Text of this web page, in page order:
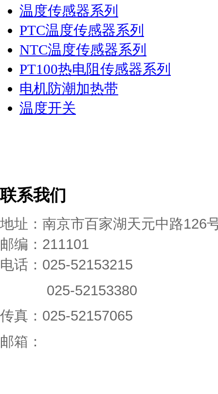
温度传感器系列
PTC温度传感器系列
NTC温度传感器系列
PT100热电阻传感器系列
电机防潮加热带
温度开关
联系我们
地址：南京市百家湖天元中路126
邮编：211101
电话：025-52153215
025-52153380
传真：025-52157065
邮箱：